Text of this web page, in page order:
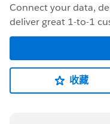
Connect your data,
deliver great 1-to-1
收藏